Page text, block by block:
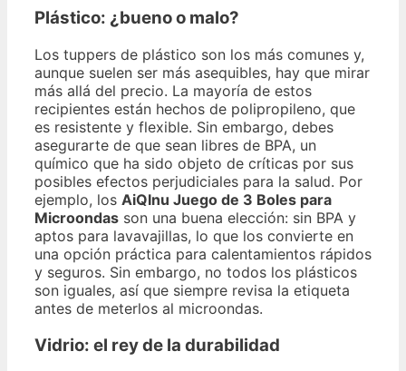
Plástico: ¿bueno o malo?
Los tuppers de plástico son los más comunes y,
aunque suelen ser más asequibles, hay que mirar
más allá del precio. La mayoría de estos
recipientes están hechos de polipropileno, que
es resistente y flexible. Sin embargo, debes
asegurarte de que sean libres de BPA, un
químico que ha sido objeto de críticas por sus
posibles efectos perjudiciales para la salud. Por
ejemplo, los AiQInu Juego de 3 Boles para
Microondas son una buena elección: sin BPA y
aptos para lavavajillas, lo que los convierte en
una opción práctica para calentamientos rápidos
y seguros. Sin embargo, no todos los plásticos
son iguales, así que siempre revisa la etiqueta
antes de meterlos al microondas.
Vidrio: el rey de la durabilidad